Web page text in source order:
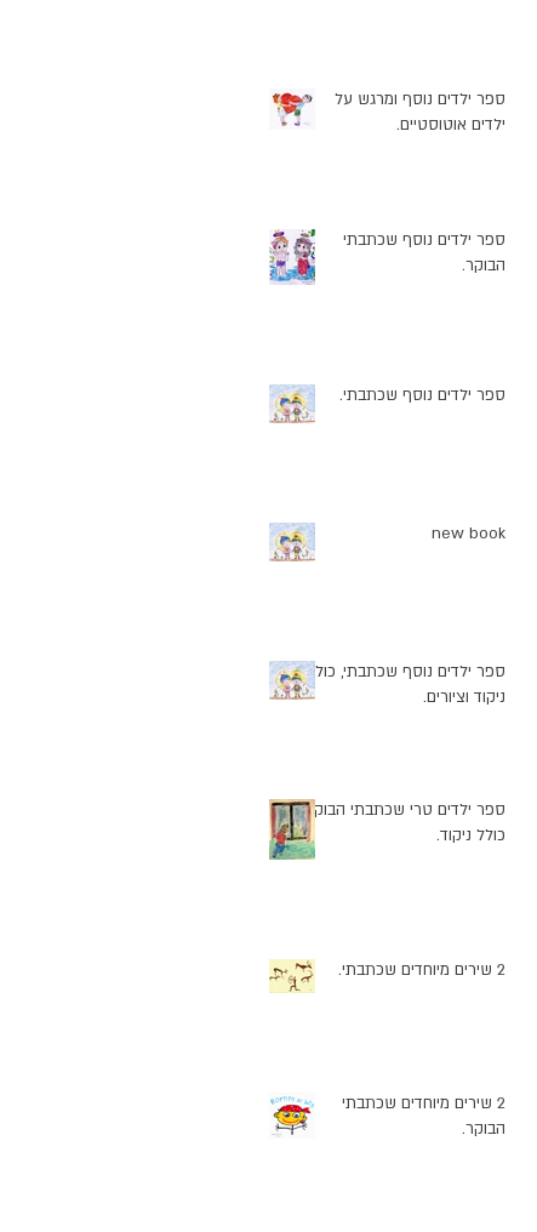
ספר ילדים נוסף ומרגש על
ילדים אוטוסטיים.
ספר ילדים נוסף שכתבתי
הבוקר.
ספר ילדים נוסף שכתבתי.
new book
ספר ילדים נוסף שכתבתי, כולל
ניקוד וציורים.
ספר ילדים טרי שכתבתי הבוקר
כולל ניקוד.
2 שירים מיוחדים שכתבתי.
2 שירים מיוחדים שכתבתי
הבוקר.